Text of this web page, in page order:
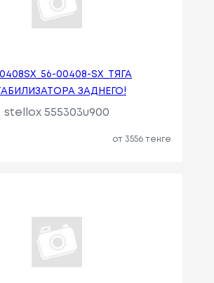
00408-SX_ТЯГА
ЗАДНЕГО!
stellox 555303u900
от 3556 тенге